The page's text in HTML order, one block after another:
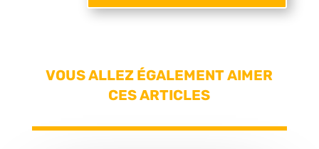
VOUS ALLEZ ÉGALEMENT AIMER
CES ARTICLES